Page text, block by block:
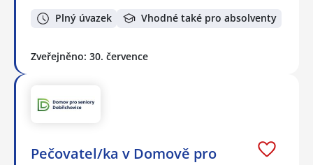
Plný úvazek Vhodné také pro absolventy
Zveřejněno: 30. července
Pečovatel/ka v Domově pro